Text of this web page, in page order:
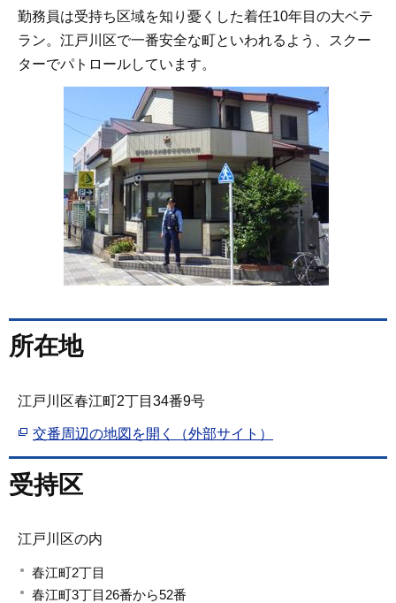
勤務員は受持ち区域を知り憂くした着任10年目の大ベテ
ラン。江戸川区で一番安全な町といわれるよう、スクー
ターでパトロールしています。
所在地
江戸川区春江町2丁目34番9号
交番周辺の地図を開く（外部サイト）
受持区
江戸川区の内
春江町2丁目
春江町3丁目26番から52番